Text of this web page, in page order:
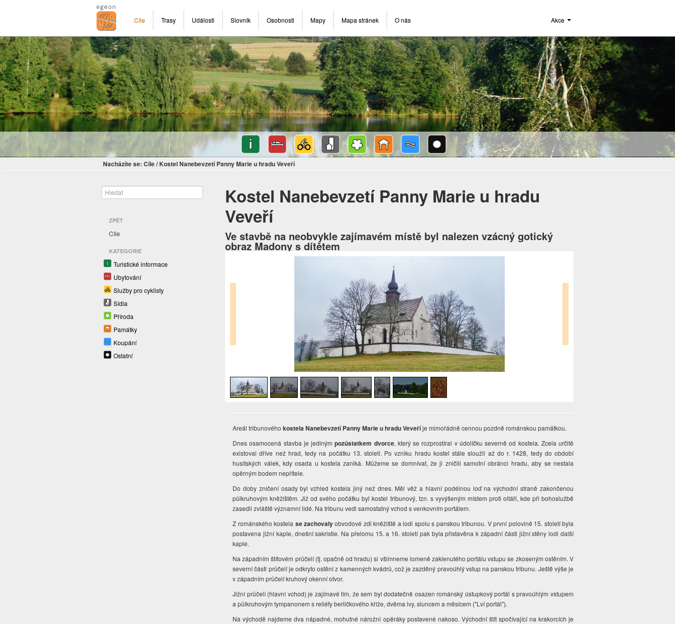
Cíle Trasy Události Slovník Osobnosti Mapy Mapa stránek O nás Akce
Nacházíte se: Cíle/ Kostel Nanebevzetí Panny Marie u hradu Veveří
ZPĚT
Cíle
KATEGORIE
Turistické informace
Ubytování
Služby pro cyklisty
Sídla
Příroda
Památky
Koupání
Ostatní
Kostel Nanebevzetí Panny Marie u hradu
Veveří
Ve stavbě na neobvykle zajímavém místě byl nalezen vzácný gotický
obraz Madony s dítětem
Areál tribunovéhokostela Nanebevzetí Panny Marie u hradu Veveříje mimořádně cennou pozdně románskou památkou.
Dnes osamocená stavba je jedinýmpozůstatkem dvorce, který se rozprostíral v údolíčku severně od kostela. Zcela určitě
existoval dříve než hrad, tedy na počátku 13. století. Po vzniku hradu kostel stále sloužil až do r. 1428, tedy do období
husitských válek, kdy osada u kostela zaniká. Můžeme se domnívat, že ji zničili samotní obránci hradu, aby se nestala
opěrným bodem nepřítele.
Do doby zničení osady byl vzhled kostela jiný než dnes. Měl věž a hlavní podélnou loď na východní straně zakončenou
půlkruhovým kněžištěm. Již od svého počátku byl kostel tribunový, tzn. s vyvýšeným místem proti oltáři, kde při bohoslužbě
zasedli zvláště významní lidé. Na tribunu vedl samostatný vchod s venkovním portálem.
Z románského kostela se zachovalyobvodové zdi kněžiště a lodi spolu s panskou tribunou. V první polovině 15. století byla
postavena jižní kaple, dnešní sakristie. Na přelomu 15. a 16. století pak byla přistavěna k západní části jižní stěny lodi další
kaple.
Na západním štítovém průčelí (tj. opačně od hradu) si všimneme lomeně zaklenutého portálu vstupu se zkoseným ostěním. V
severní části průčelí je odkryto ostění z kamenných kvádrů, což je zazděný pravoúhlý vstup na panskou tribunu. Ještě výše je
v západním průčelí kruhový okenní otvor.
Jižní průčelí (hlavní vchod) je zajímavé tím, že sem byl dodatečně osazen románský ústupkový portál s pravoúhlým vstupem
a půlkruhovým tympanonem s reliéfy berličkového kříže, dvěma lvy, sluncem a měsícem ("Lví portál").
Na východě najdeme dva nápadné, mohutné nárožní opěráky postavené nakoso. Východní štít spočívající na krakorcích je